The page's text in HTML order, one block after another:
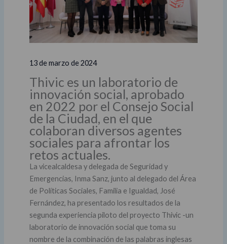
13 de marzo de 2024
Thivic es un laboratorio de
innovación social, aprobado
en 2022 por el Consejo Social
de la Ciudad, en el que
colaboran diversos agentes
sociales para afrontar los
retos actuales.
La vicealcaldesa y delegada de Seguridad y
Emergencias, Inma Sanz, junto al delegado del Área
de Políticas Sociales, Familia e Igualdad, José
Fernández, ha presentado los resultados de la
segunda experiencia piloto del proyecto Thivic -un
laboratorio de innovación social que toma su
nombre de la combinación de las palabras inglesas